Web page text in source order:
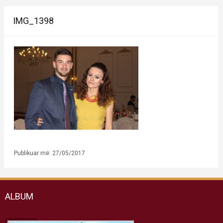
IMG_1398
Publikuar më: 27/05/2017
ALBUM